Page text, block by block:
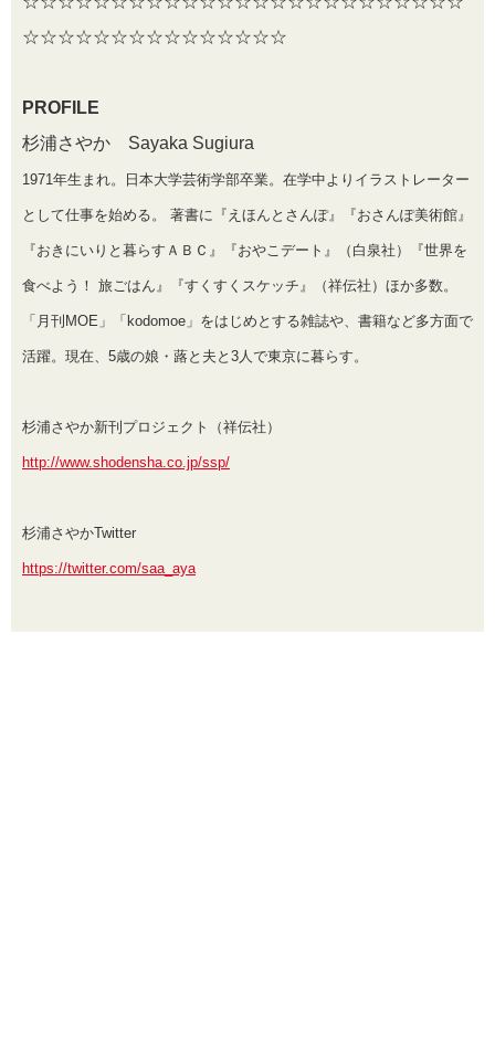
☆☆☆☆☆☆☆☆☆☆☆☆☆☆☆
PROFILE
杉浦さやか Sayaka Sugiura
1971年生まれ。日本大学芸術学部卒業。在学中よりイラストレーター
として仕事を始める。 著書に『えほんとさんぽ』『おさんぽ美術館』
『おきにいりと暮らすＡＢＣ』『おやこデート』（白泉社）『世界を
食べよう！ 旅ごはん』『すくすくスケッチ』（祥伝社）ほか多数。
「月刊MOE」「kodomoe」をはじめとする雑誌や、書籍など多方面で
活躍。現在、5歳の娘・蕗と夫と3人で東京に暮らす。
杉浦さやか新刊プロジェクト（祥伝社）
http://www.shodensha.co.jp/ssp/
杉浦さやかTwitter
https://twitter.com/saa_aya